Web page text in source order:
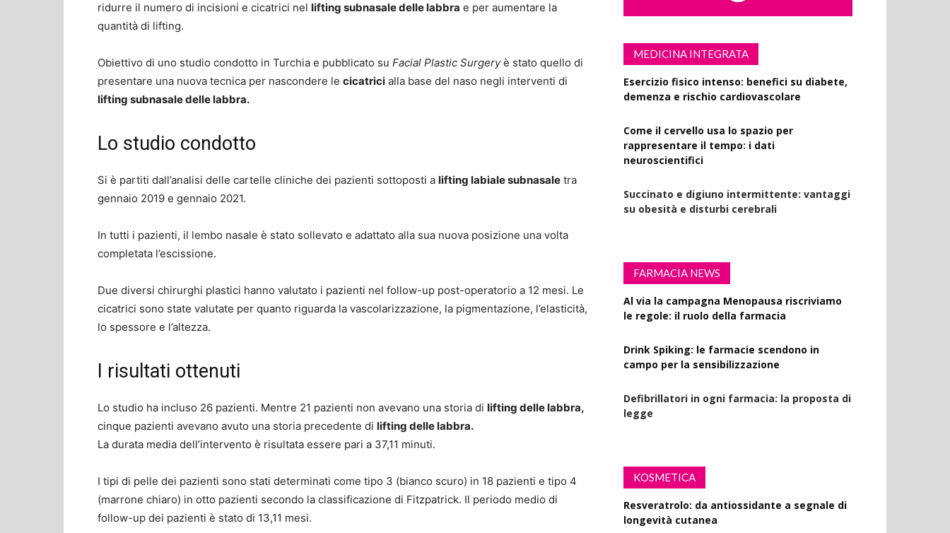
ridurre il numero di incisioni e cicatrici nel lifting subnasale delle labbra e per aumentare la
quantità di lifting.
Obiettivo di uno studio condotto in Turchia e pubblicato su Facial Plastic Surgeryè stato quello di
presentare una nuova tecnica per nascondere le cicatrici alla base del naso negli interventi di
lifting subnasale delle labbra.
Lo studio condotto
Si è partiti dall’analisi delle cartelle cliniche dei pazienti sottoposti a lifting labiale subnasale tra
gennaio 2019 e gennaio 2021.
In tutti i pazienti, il lembo nasale è stato sollevato e adattato alla sua nuova posizione una volta
completata l’escissione.
Due diversi chirurghi plastici hanno valutato i pazienti nel follow-up post-operatorio a 12 mesi. Le
cicatrici sono state valutate per quanto riguarda la vascolarizzazione, la pigmentazione, l’elasticità,
lo spessore e l’altezza.
I risultati ottenuti
Lo studio ha incluso 26 pazienti. Mentre 21 pazienti non avevano una storia di lifting delle labbra,
cinque pazienti avevano avuto una storia precedente di lifting delle labbra.
La durata media dell’intervento è risultata essere pari a 37,11 minuti.
I tipi di pelle dei pazienti sono stati determinati come tipo 3 (bianco scuro) in 18 pazienti e tipo 4
(marrone chiaro) in otto pazienti secondo la classificazione di Fitzpatrick. Il periodo medio di
follow-up dei pazienti è stato di 13,11 mesi.
MEDICINA INTEGRATA
Esercizio fisico intenso: benefici su diabete,
demenza e rischio cardiovascolare
Come il cervello usa lo spazio per
rappresentare il tempo: i dati
neuroscientifici
Succinato e digiuno intermittente: vantaggi
su obesità e disturbi cerebrali
FARMACIA NEWS
Al via la campagna Menopausa riscriviamo
le regole: il ruolo della farmacia
Drink Spiking: le farmacie scendono in
campo per la sensibilizzazione
Defibrillatori in ogni farmacia: la proposta di
legge
KOSMETICA
Resveratrolo: da antiossidante a segnale di
longevità cutanea